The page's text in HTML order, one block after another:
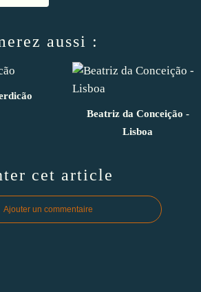
aussi :
Beatriz da Conceição -
Lisboa
cet article
Ajouter un commentaire